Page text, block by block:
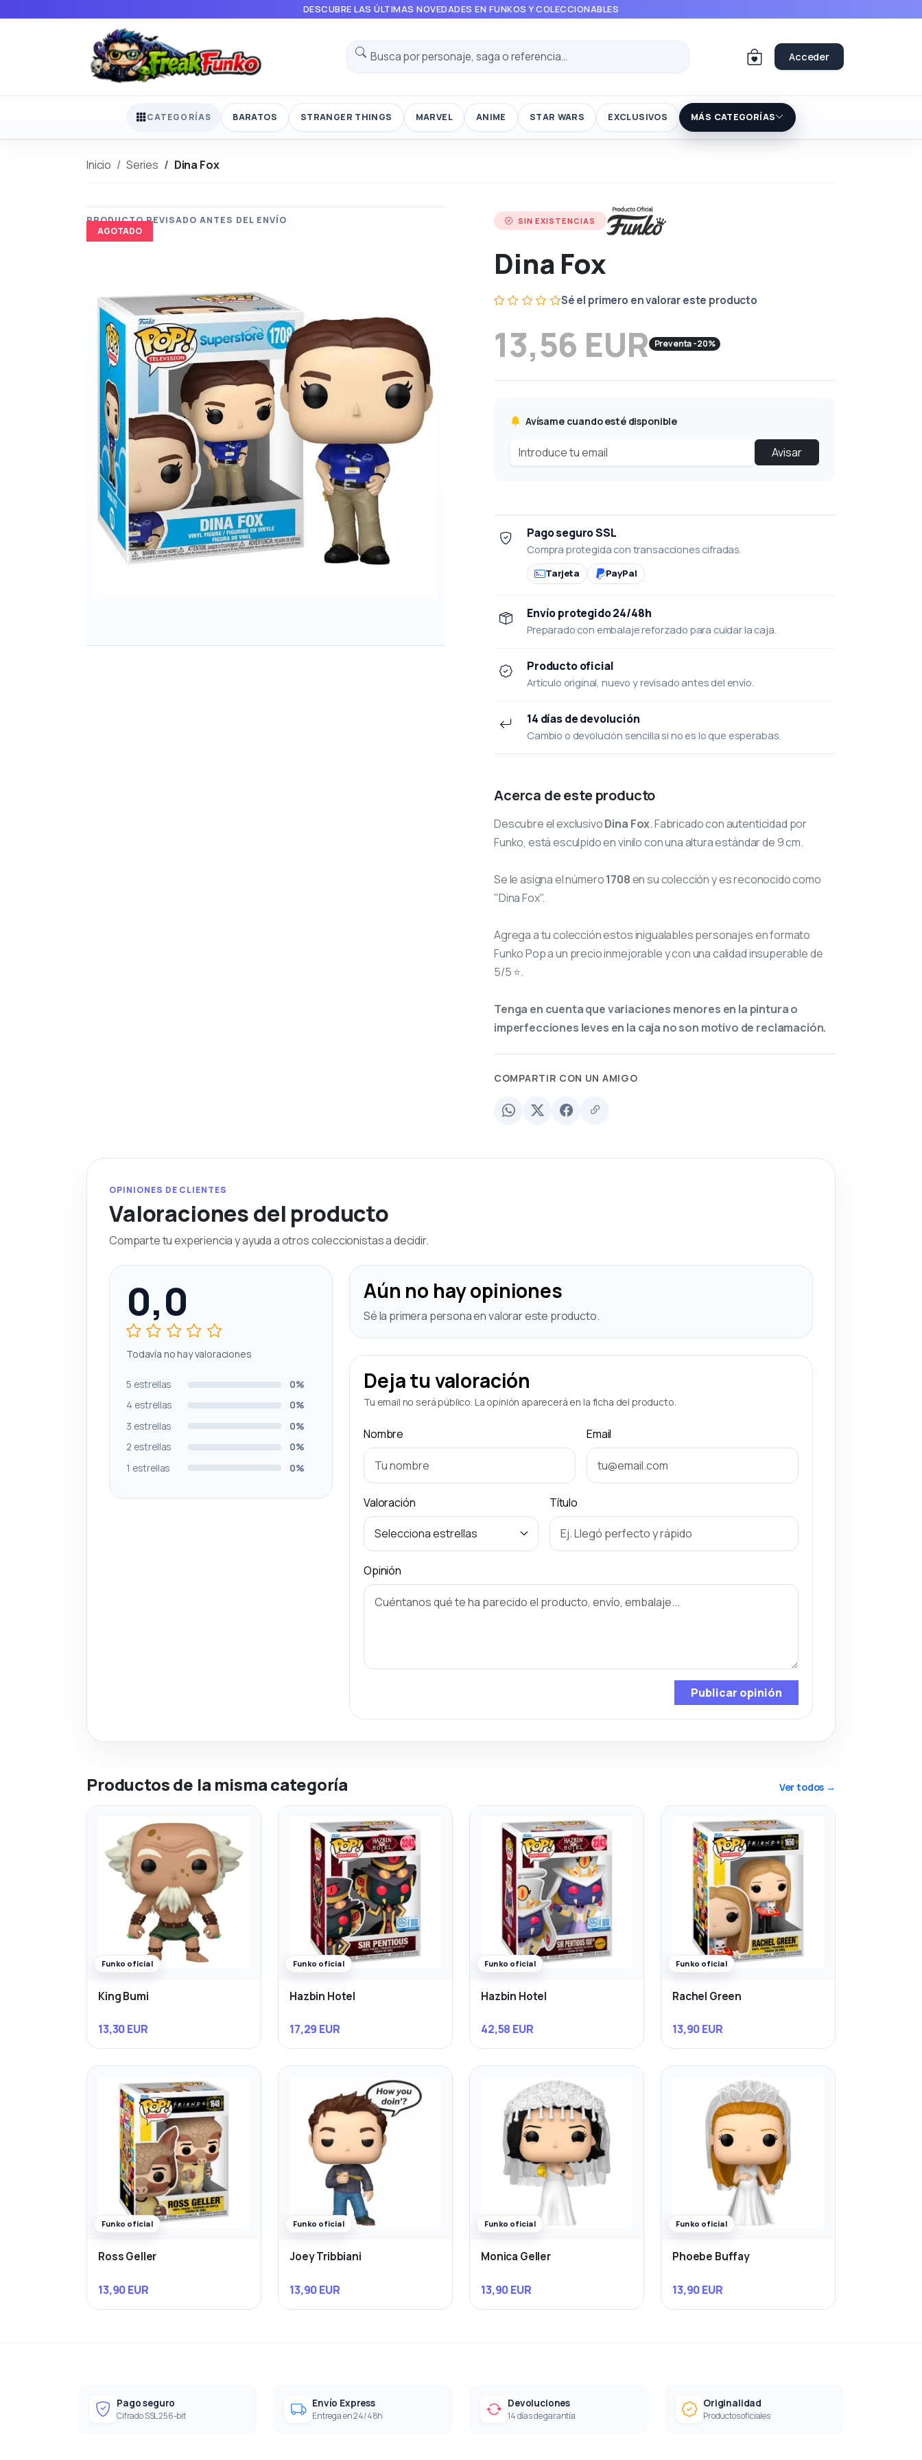
DESCUBRE LAS ÚLTIMAS NOVEDADES EN FUNKOS Y COLECCIONABLES
Acceder
CATEGORÍAS BARATOS STRANGER THINGS MARVEL ANIME STAR WARS EXCLUSIVOS MÁS CATEGORÍAS
Inicio Series Dina Fox
AGOTADO
SIN EXISTENCIAS
Dina Fox
Sé el primero en valorar este producto
13,56 EUR Preventa -20%
Avísame cuando esté disponible
Avisar
Pago seguro SSL
Compra protegida con transacciones cifradas.
Tarjeta PayPal
Envío protegido 24/48h
Preparado con embalaje reforzado para cuidar la caja.
Producto oficial
Artículo original, nuevo y revisado antes del envío.
14 días de devolución
Cambio o devolución sencilla si no es lo que esperabas.
Acerca de este producto
Descubre el exclusivoDina Fox. Fabricado con autenticidad por
Funko, está esculpido en vinilo con una altura estándar de 9 cm.
Se le asigna el número1708en su colección y es reconocido como
"Dina Fox".
Agrega a tu colección estos inigualables personajes en formato
Funko Pop a un precio inmejorable y con una calidad insuperable de
5/5 ⭐.
Tenga en cuenta que variaciones menores en la pintura o
imperfecciones leves en la caja no son motivo de reclamación.
COMPARTIR CON UN AMIGO
OPINIONES DE CLIENTES
Valoraciones del producto
Comparte tu experiencia y ayuda a otros coleccionistas a decidir.
0,0
Todavía no hay valoraciones
5 estrellas
0%
4 estrellas
0%
3 estrellas
0%
2 estrellas
0%
1 estrellas
0%
Aún no hay opiniones
Sé la primera persona en valorar este producto.
Deja tu valoración
Tu email no será público. La opinión aparecerá en la ficha del producto.
Nombre Email
Valoración Título
Opinión
Publicar opinión
Productos de la misma categoría Ver todos →
Funko oficial
King Bumi
13,30 EUR
Funko oficial
Hazbin Hotel
17,29 EUR
Funko oficial
Hazbin Hotel
42,58 EUR
Funko oficial
Rachel Green
13,90 EUR
Funko oficial
Ross Geller
13,90 EUR
Funko oficial
Joey Tribbiani
13,90 EUR
Funko oficial
Monica Geller
13,90 EUR
Funko oficial
Phoebe Buffay
13,90 EUR
Pago seguro
Cifrado SSL 256-bit
Envío Express
Entrega en 24/48h
Devoluciones
14 días de garantía
Originalidad
Productos oficiales